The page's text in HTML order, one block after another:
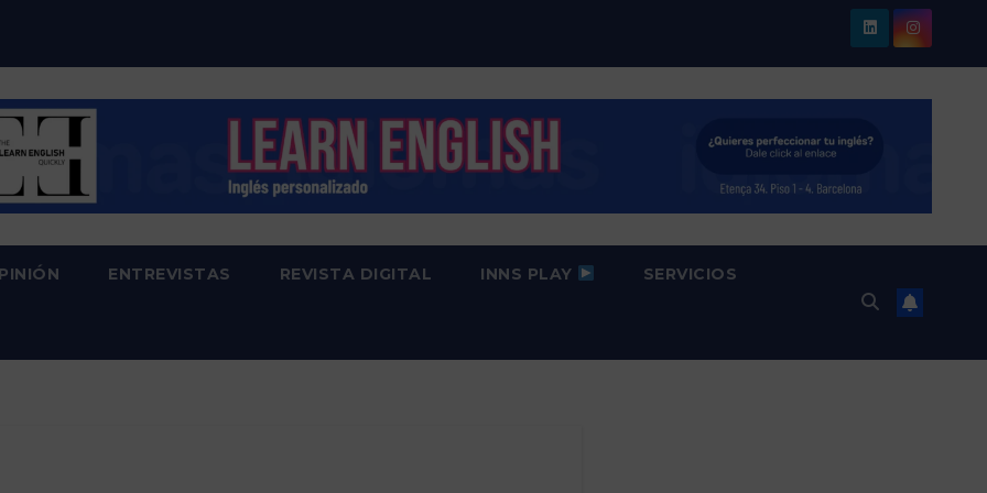
ENTREVISTAS REVISTA DIGITAL INNS PLAY SERVICIOS